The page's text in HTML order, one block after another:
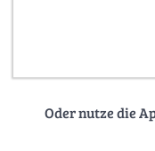
Oder nutze die